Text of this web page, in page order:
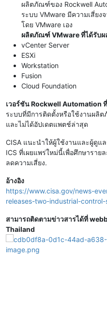
ผลิตภัณฑ์ของ Rockwell
ระบบ VMware มีความเสี่ยง
โดย VMware เอง
ผลิตภัณฑ์ VMware ที่ได้รับผ
vCenter Server
ESXi
Workstation
Fusion
Cloud Foundation
เวอร์ชัน Rockwell Automation
ระบบที่มีการติดตั้งหรือใช้งานผลิ
และไม่ได้อัปเดตแพตช์ล่าสุด
CISA แนะนำให้ผู้ใช้งานและผู้ดูแ
ICS ที่เผยแพร่ใหม่นี้เพื่อศึกษาราย
ลดความเสี่ยง.
อ้างอิง
https://www.cisa.gov/news-
releases-two-industrial-
สามารถติดตามข่าวสารได้ที่
Thailand